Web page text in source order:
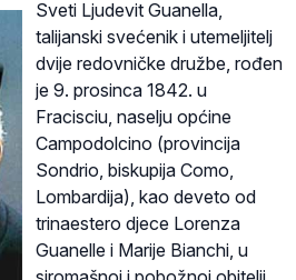
Sveti Ljudevit Guanella,
talijanski svećenik i utemeljitelj
dvije redovničke družbe, rođen
je 9. prosinca 1842. u
Fracisciu, naselju općine
Campodolcino (provincija
Sondrio, biskupija Como,
Lombardija), kao deveto od
trinaestero djece Lorenza
Guanelle i Marije Bianchi, u